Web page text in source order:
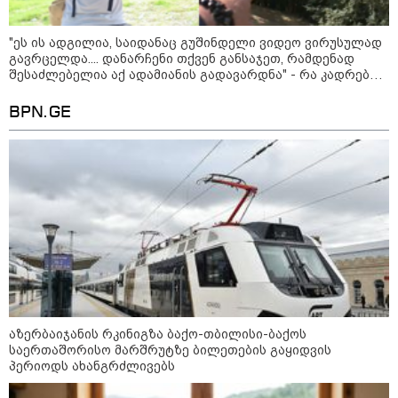
განსაჯეთ, რამდენად
შესაძლებელია აქ ადამიანის
გადავარდნა" - რა კადრებს
აქვეყნებს კობა ახალაძე
მლეთიდან, სადაც 12 წლის წინ
გურამ დადიანიძე გაუჩინარდა?
სექტემბრიდან ამოქმედდება და
60 წელს გადაცილებულ პირებს
პოლიტიკა
"ეს ის ადგილია, საიდანაც გუშინდელი ვიდეო ვირუსულად
გავრცელდა.... დანარჩენი თქვენ განსაჯეთ, რამდენად
შესაძლებელია აქ ადამიანის გადავარდნა" - რა კადრებს
გურამ დადიანიძე გაუჩინარდა?
BPN.GE
აზერბაიჯანის რკინიგზა ბაქო-თბილისი-ბაქოს
საერთაშორისო მარშრუტზე ბილეთების გაყიდვის
პერიოდს ახანგრძლივებს